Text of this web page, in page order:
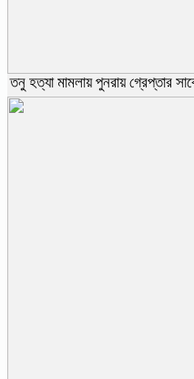
তনু হত্যা মামলায় পুনরায় গ্রেপ্তার